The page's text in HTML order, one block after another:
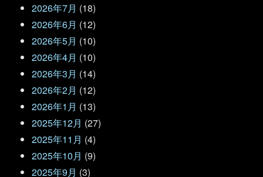
2026年7月 (18)
2026年6月 (12)
2026年5月 (10)
2026年4月 (10)
2026年3月 (14)
2026年2月 (12)
2026年1月 (13)
2025年12月 (27)
2025年11月 (4)
2025年10月 (9)
2025年9月 (3)